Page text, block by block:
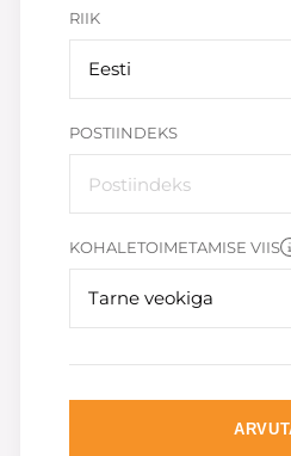
RIIK
Eesti
POSTIINDEKS
KOHALETOIMETAMISE VIIS
Tarne veokiga